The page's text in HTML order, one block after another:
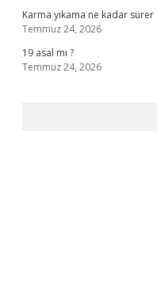
Karma yıkama ne kadar sürer
Temmuz 24, 2026
19 asal mı ?
Temmuz 24, 2026